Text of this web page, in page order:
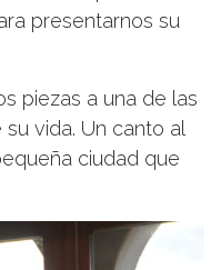
presentarnos su
piezas a una de las
vida. Un canto al
ciudad que